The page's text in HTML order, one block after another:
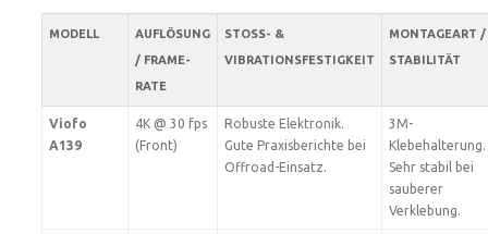
MODELL
AUFLÖSUNG
/ FRAME-
RATE
STOSS- & V
IBRATIONSFESTIGKEIT
MONTAGEART /
STABILITÄT
Viofo
A139
4K @ 30 fps
(Front)
Robuste Elektronik.
Gute Praxisberichte bei
Offroad-Einsatz.
3M-
Klebehalterung.
Sehr stabil bei
sauberer
Verklebung.